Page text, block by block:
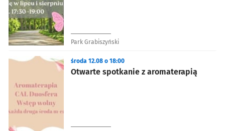
Park Grabiszyński
Otwarte spotkanie z aromaterapią
środa 12.08 o 18:00